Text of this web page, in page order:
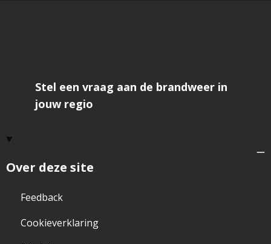
Over deze site
Feedback
Cookieverklaring
Stel een vraag aan de brandweer in
jouw regio